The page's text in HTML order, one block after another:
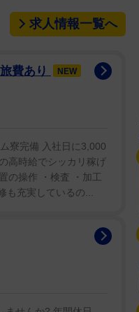
求人情報一覧へ
費あり NEW
寮完備 入社日に3,000
高時給でシッカリ稼げ
の操作 ・検査 ・加工
充実しているの...